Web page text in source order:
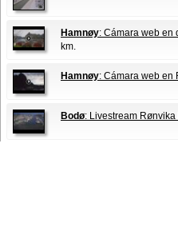
Hamnøy: Cámara web en
km.
Hamnøy: Cámara web en
Bodø: Livestream